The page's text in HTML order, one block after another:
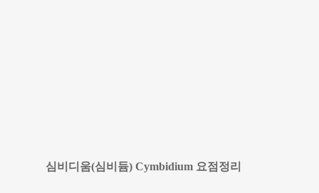
심비디움(심비듐) Cymbidium 요점정리